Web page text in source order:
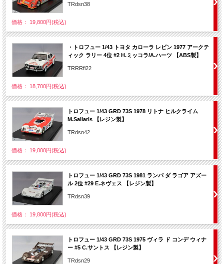
TRdsn38
価格： 19,800円(税込)
・トロフュー 1/43 トヨタ カローラ レビン 1977 アークテ
ィック ラリー 4位 #2 H.ミッコラ/A.ハーツ 【ABS製】
TRRRfi22
価格： 18,700円(税込)
トロフュー 1/43 GRD 73S 1978 リトナ ヒルクライム
M.Saliaris 【レジン製】
TRdsn42
価格： 19,800円(税込)
トロフュー 1/43 GRD 73S 1981 ランパ ダ ラゴア アズー
ル 2位 #29 E.ネヴェス 【レジン製】
TRdsn39
価格： 19,800円(税込)
トロフュー 1/43 GRD 73S 1975 ヴィラ ド コンデ ウィナ
ー #5 C.サントス 【レジン製】
TRdsn29